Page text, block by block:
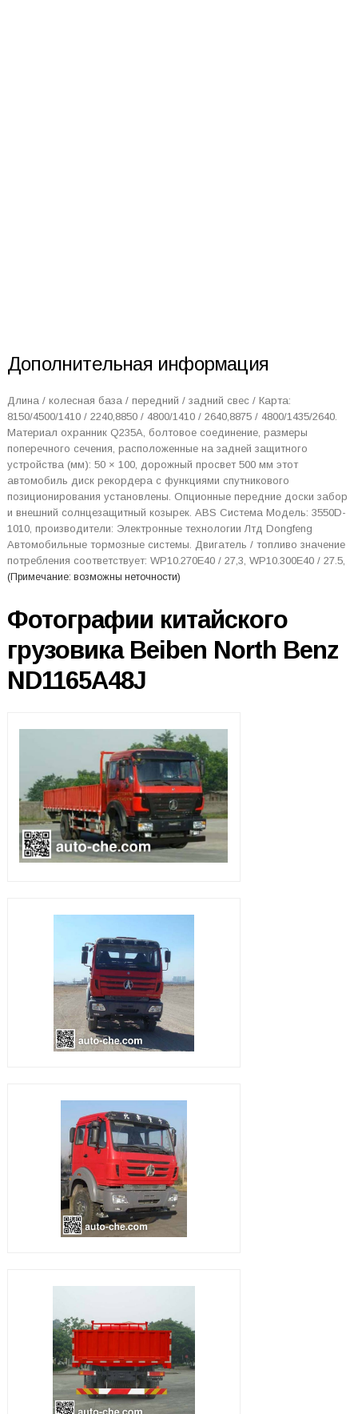
Дополнительная информация
Длина / колесная база / передний / задний свес / Карта:
8150/4500/1410 / 2240,8850 / 4800/1410 / 2640,8875 / 4800/1435/2640.
Материал охранник Q235A, болтовое соединение, размеры
поперечного сечения, расположенные на задней защитного
устройства (мм): 50 × 100, дорожный просвет 500 мм этот
автомобиль диск рекордера с функциями спутникового
позиционирования установлены. Опционные передние доски забор
и внешний солнцезащитный козырек. ABS Система Модель: 3550D-
1010, производители: Электронные технологии Лтд Dongfeng
Автомобильные тормозные системы. Двигатель / топливо значение
потребления соответствует: WP10.270E40 / 27,3, WP10.300E40 / 27.5,
(Примечание: возможны неточности)
Фотографии китайского
грузовика Beiben North Benz
ND1165A48J